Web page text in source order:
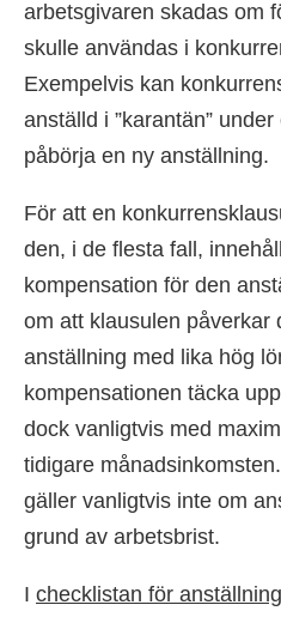
arbetsgivaren skadas om
skulle användas i
Exempelvis kan
anställd i ”karantän”
påbörja en ny anställning.
För att en
den, i de flesta fall,
kompensation för den
om att klausulen påverkar
anställning med lika hög
kompensationen täcka
dock vanligtvis med
tidigare
gäller vanligtvis inte om
grund av arbetsbrist.
I checklistan för